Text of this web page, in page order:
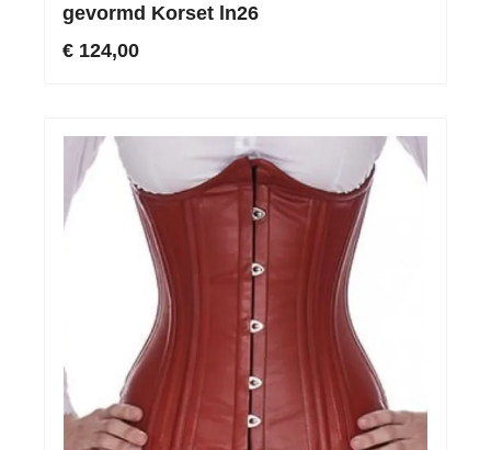
gevormd Korset ln26
€ 124,00